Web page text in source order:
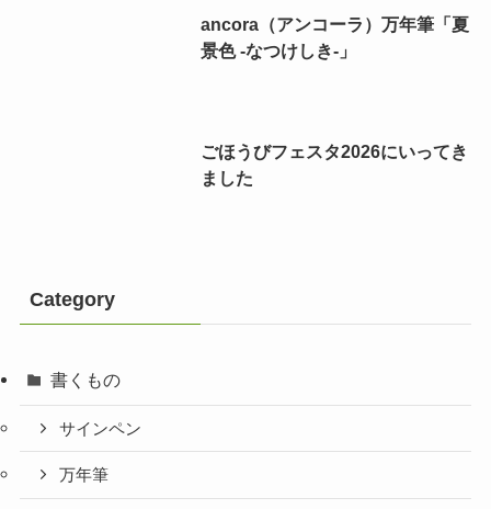
ancora（アンコーラ）万年筆「夏
景色 -なつけしき-」
ごほうびフェスタ2026にいってき
ました
Category
書くもの
サインペン
万年筆